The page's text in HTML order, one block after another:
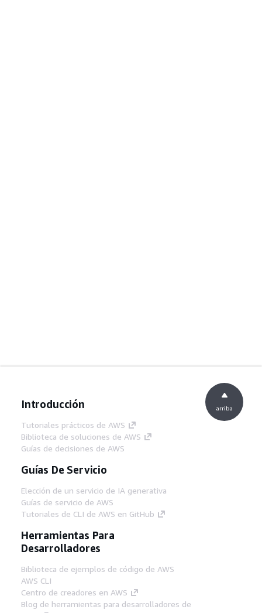
Introducción
Tutoriales prácticos de AWS
Biblioteca de soluciones de AWS
Guías de decisiones de AWS
Guías De Servicio
Elección de un servicio de IA generativa
Guías de servicio de AWS
Tutoriales de CLI de AWS en GitHub
Herramientas Para
Desarrolladores
Biblioteca de ejemplos de código de AWS
AWS CLI
Centro de creadores en AWS
Blog de herramientas para desarrolladores de
arriba